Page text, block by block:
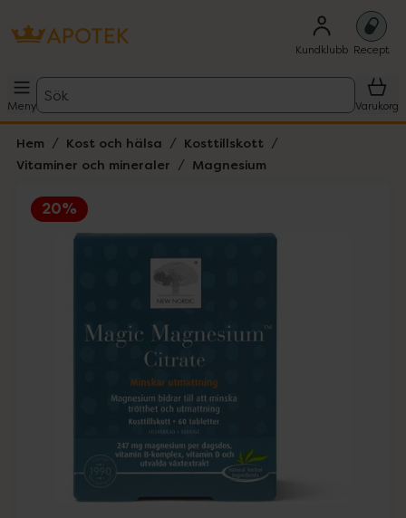
Kundklubb Recept
Meny
Sök
Varukorg
Hem Kost och hälsa
Kosttillskott
Vitaminer och mineraler
Magnesium
20%
Lista: . Innehåller 1 objekt.